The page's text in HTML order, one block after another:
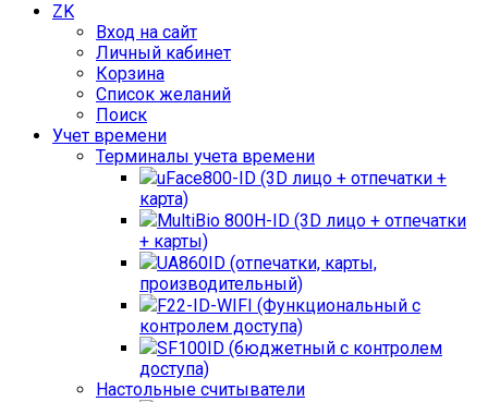
ZK
Вход на сайт
Личный кабинет
Корзина
Список желаний
Поиск
Учет времени
Терминалы учета времени
uFace800-ID (3D лицо + отпечатки +
карта)
MultiBio 800H-ID (3D лицо + отпечатки
+ карты)
UA860ID (отпечатки, карты,
производительный)
F22-ID-WIFI (Функциональный с
контролем доступа)
SF100ID (бюджетный с контролем
доступа)
Настольные считыватели